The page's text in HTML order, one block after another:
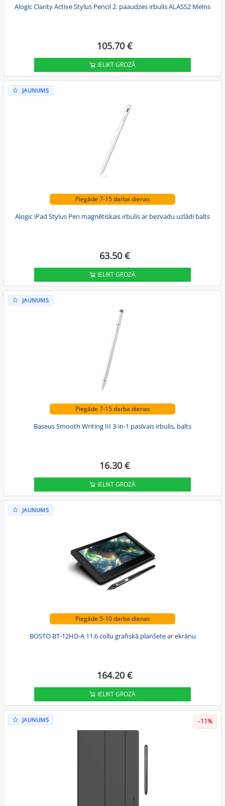
Alogic Clarity Active Stylus Pencil 2. paaudzes irbulis ALASS2 Melns
105.70 €
IELIKT GROZĀ
JAUNUMS
Piegāde 7-15 darba dienas
Alogic iPad Stylus Pen magnētiskais irbulis ar bezvadu uzlādi balts
63.50 €
IELIKT GROZĀ
JAUNUMS
Piegāde 7-15 darba dienas
Baseus Smooth Writing III 3-in-1 pasīvais irbulis, balts
16.30 €
IELIKT GROZĀ
JAUNUMS
Piegāde 5-10 darba dienas
BOSTO BT-12HD-A 11.6 collu grafiskā planšete ar ekrānu
164.20 €
IELIKT GROZĀ
JAUNUMS -11%